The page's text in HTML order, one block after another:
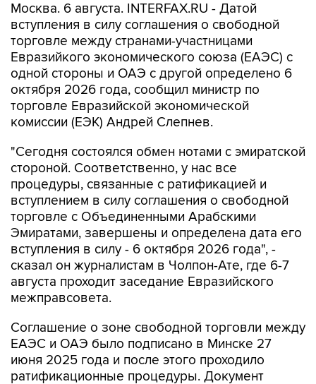
Москва. 6 августа. INTERFAX.RU - Датой
вступления в силу соглашения о свободной
торговле между странами-участницами
Евразийкого экономического союза (ЕАЭС) с
одной стороны и ОАЭ с другой определено 6
октября 2026 года, сообщил министр по
торговле Евразийской экономической
комиссии (ЕЭК) Андрей Слепнев.
"Сегодня состоялся обмен нотами с эмиратской
стороной. Соответственно, у нас все
процедуры, связанные с ратификацией и
вступлением в силу соглашения о свободной
торговле с Объединенными Арабскими
Эмиратами, завершены и определена дата его
вступления в силу - 6 октября 2026 года", -
сказал он журналистам в Чолпон-Ате, где 6-7
августа проходит заседание Евразийского
межправсовета.
Соглашение о зоне свободной торговли между
ЕАЭС и ОАЭ было подписано в Минске 27
июня 2025 года и после этого проходило
ратификационные процедуры. Документ